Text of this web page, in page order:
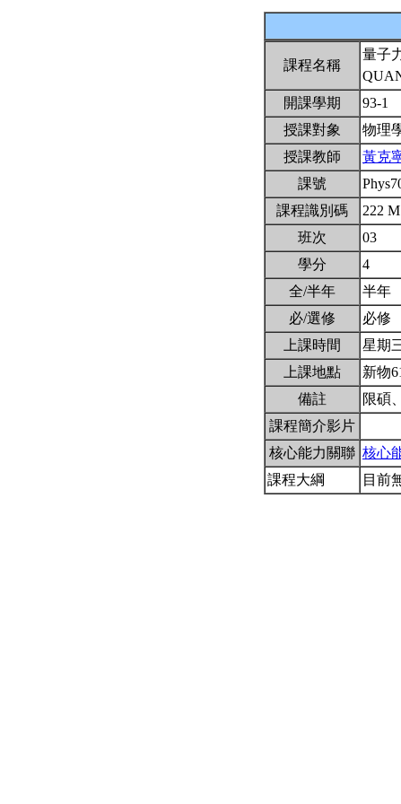
課程名稱
量子
開課學期
93-1
授課對象
物理
授課教師
黃克
課號
課程識別碼
222
班次
03
學分
4
全/半年
半年
必/選修
必修
上課時間
星期
上課地點
新物
備註
限碩
課程簡介影片
核心能力關聯 核心
課程大綱
目前